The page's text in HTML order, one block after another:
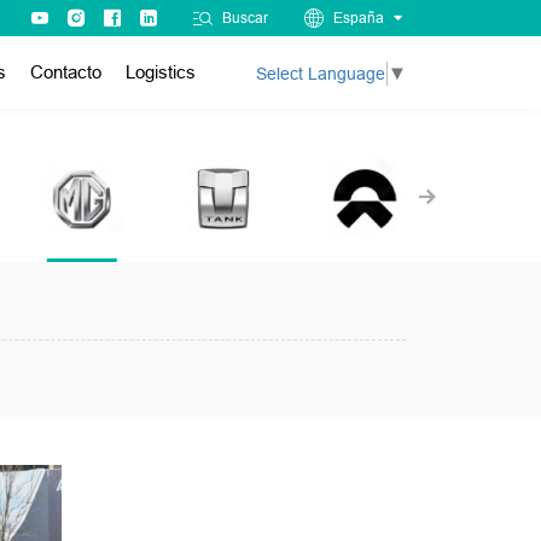
Buscar España
Contacto Logistics Select Language ▼